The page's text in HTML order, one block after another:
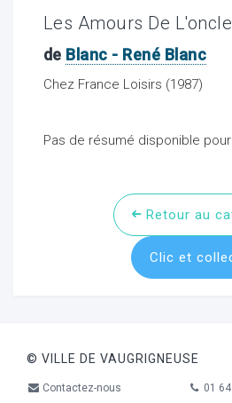
Les Amours De
de Blanc - René Blanc
Chez France Loisirs (1987)
Pas de résumé disponible
Retour au
Clic et
© VILLE DE VAUGRIGNEUSE
Contactez-nous 01